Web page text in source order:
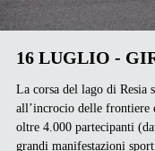
16 LUGLIO -
La corsa del lago di Resia
all’incrocio delle frontiere
oltre 4.000 partecipanti
grandi manifestazioni